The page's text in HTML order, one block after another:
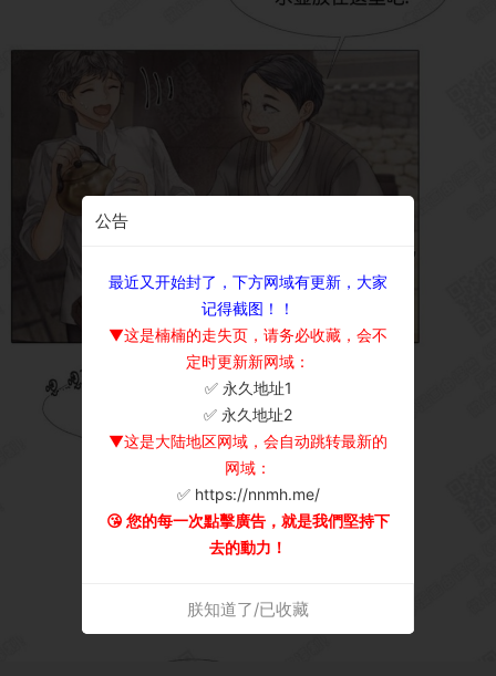
公告
最近又开始封了，下方网域有更新，大家
记得截图！！
▼这是楠楠的走失页，请务必收藏，会不
定时更新新网域：
✅ 永久地址1
✅ 永久地址2
▼这是大陆地区网域，会自动跳转最新的
网域：
✅ https://nnmh.me/
😘 您的每一次點擊廣告，就是我們堅持下
去的動力！
朕知道了/已收藏